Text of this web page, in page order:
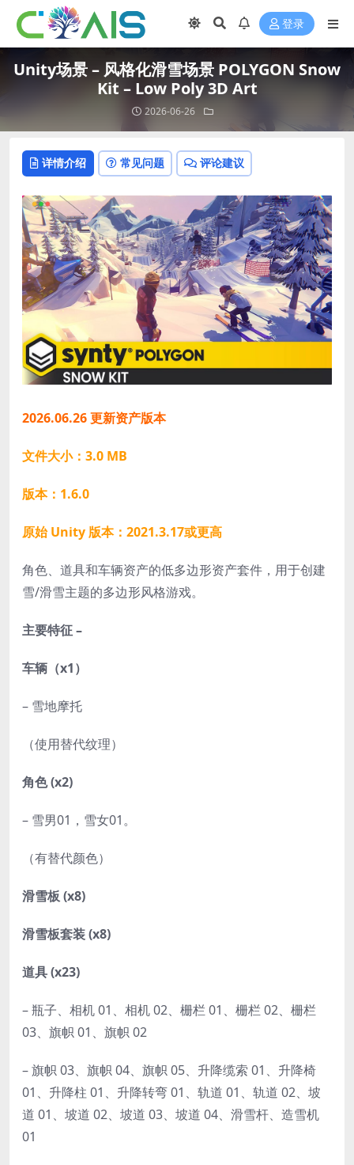
登录
Unity场景 – 风格化滑雪场景 POLYGON Snow
Kit – Low Poly 3D Art
2026-06-26
详情介绍 常见问题 评论建议
2026.06.26 更新资产版本
文件大小：3.0 MB
版本：1.6.0
原始 Unity 版本：2021.3.17或更高
角色、道具和车辆资产的低多边形资产套件，用于创建
雪/滑雪主题的多边形风格游戏。
主要特征 –
车辆（x1）
– 雪地摩托
（使用替代纹理）
角色 (x2)
– 雪男01，雪女01。
（有替代颜色）
滑雪板 (x8)
滑雪板套装 (x8)
道具 (x23)
– 瓶子、相机 01、相机 02、栅栏 01、栅栏 02、栅栏
03、旗帜 01、旗帜 02
– 旗帜 03、旗帜 04、旗帜 05、升降缆索 01、升降椅
01、升降柱 01、升降转弯 01、轨道 01、轨道 02、坡
道 01、坡道 02、坡道 03、坡道 04、滑雪杆、造雪机
01